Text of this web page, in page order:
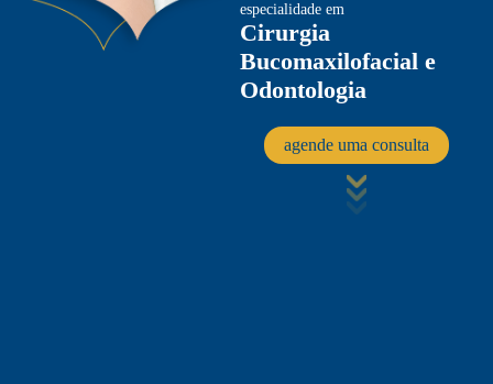
especialidade em
Cirurgia
Bucomaxilofacial e
Odontologia
agende uma consulta